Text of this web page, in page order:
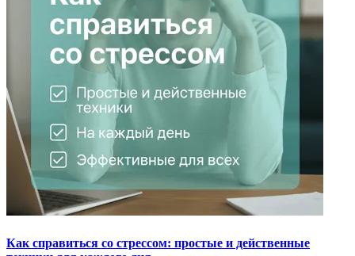
Как справиться со стрессом: простые и действенные